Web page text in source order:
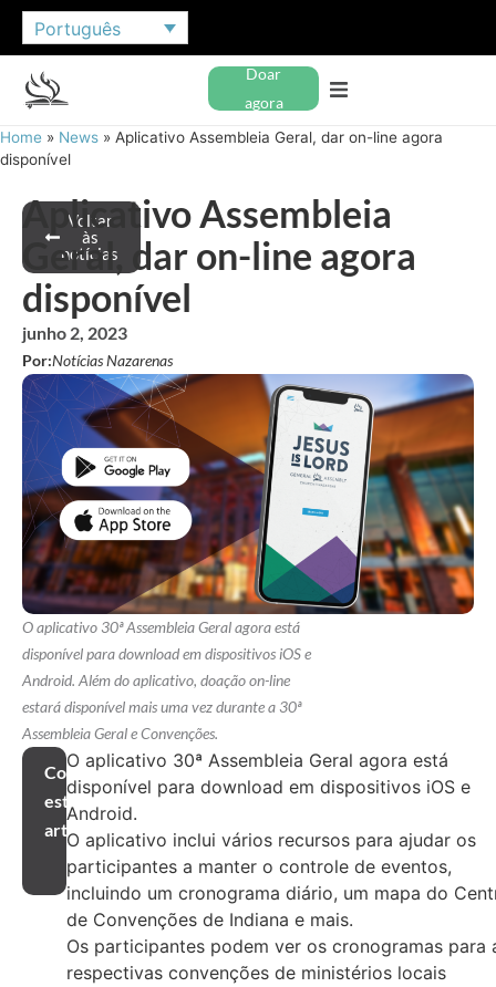
Português
Doar
agora
Home » News » Aplicativo Assembleia Geral, dar on-line agora
disponível
Voltar
às
notícias
Aplicativo Assembleia
Geral, dar on-line agora
disponível
junho 2, 2023
Por:Notícias Nazarenas
O aplicativo 30ª Assembleia Geral agora está
disponível para download em dispositivos iOS e
Android. Além do aplicativo, doação on-line
estará disponível mais uma vez durante a 30ª
Assembleia Geral e Convenções.
Compartilhar
este
artigo
O aplicativo 30ª Assembleia Geral agora está
disponível para download em dispositivos iOS e
Android.
O aplicativo inclui vários recursos para ajudar os
participantes a manter o controle de eventos,
incluindo um cronograma diário, um mapa do
de Convenções de Indiana e mais.
Os participantes podem ver os cronogramas para
respectivas convenções de ministérios locais